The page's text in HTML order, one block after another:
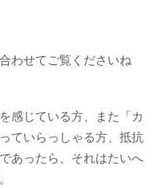
わせてご覧くださいね
感じている方、また「カ
ていらっしゃる方、抵抗
あったら、それはたいへ